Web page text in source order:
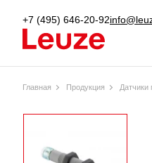
+7 (495) 646-20-92
Главная Продукция Датчики